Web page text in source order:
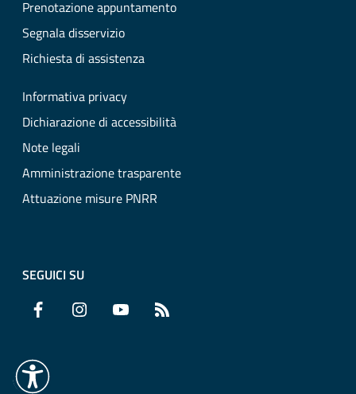
Prenotazione appuntamento
Segnala disservizio
Richiesta di assistenza
Informativa privacy
Dichiarazione di accessibilità
Note legali
Amministrazione trasparente
Attuazione misure PNRR
SEGUICI SU
Facebook Instagram YouTube